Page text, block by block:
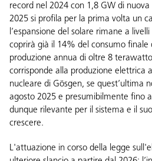
record nel 2024 con 1,8 GW di
2025 si profila per la prima volta un
l’espansione del solare rimane a
coprirà già il 14% del consumo finale
produzione annua di oltre 8
corrisponde alla produzione elettrica
nucleare di Gösgen, se quest’ultima
agosto 2025 e presumibilmente fino
dunque rilevante per il sistema e il
crescere.
L'attuazione in corso della legge